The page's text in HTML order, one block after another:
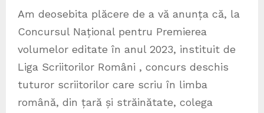
Am deosebita plăcere de a vă anunța că, la
Concursul Național pentru Premierea
volumelor editate în anul 2023, instituit de
Liga Scriitorilor Români , concurs deschis
tuturor scriitorilor care scriu în limba
română, din țară și străinătate, colega